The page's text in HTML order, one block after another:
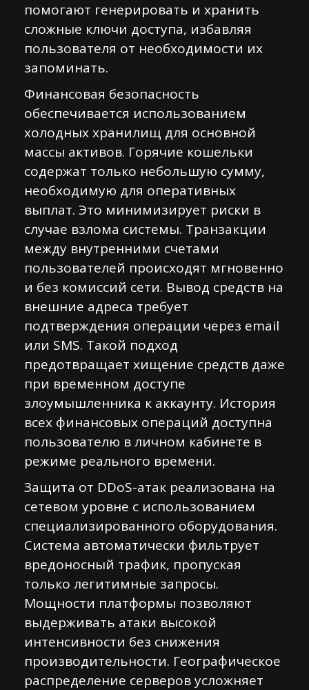
помогают генерировать и хранить
сложные ключи доступа, избавляя
пользователя от необходимости их
запоминать.
Финансовая безопасность
обеспечивается использованием
холодных хранилищ для основной
массы активов. Горячие кошельки
содержат только небольшую сумму,
необходимую для оперативных
выплат. Это минимизирует риски в
случае взлома системы. Транзакции
между внутренними счетами
пользователей происходят мгновенно
и без комиссий сети. Вывод средств на
внешние адреса требует
подтверждения операции через email
или SMS. Такой подход
предотвращает хищение средств даже
при временном доступе
злоумышленника к аккаунту. История
всех финансовых операций доступна
пользователю в личном кабинете в
режиме реального времени.
Защита от DDoS-атак реализована на
сетевом уровне с использованием
специализированного оборудования.
Система автоматически фильтрует
вредоносный трафик, пропуская
только легитимные запросы.
Мощности платформы позволяют
выдерживать атаки высокой
интенсивности без снижения
производительности. Географическое
распределение серверов усложняет